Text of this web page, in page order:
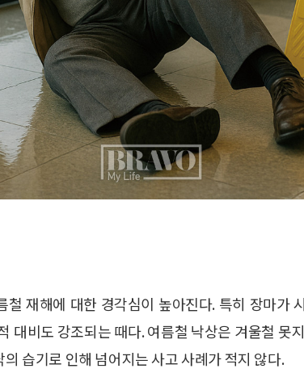
철 재해에 대한 경각심이 높아진다. 특히 장마가
대비도 강조되는 때다. 여름철 낙상은 겨울철 못
습기로 인해 넘어지는 사고 사례가 적지 않다.